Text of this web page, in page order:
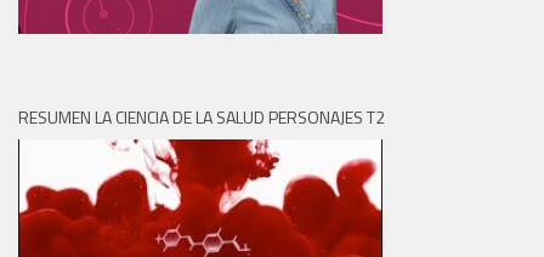
RESUMEN LA CIENCIA DE LA SALUD PERSONAJES T2